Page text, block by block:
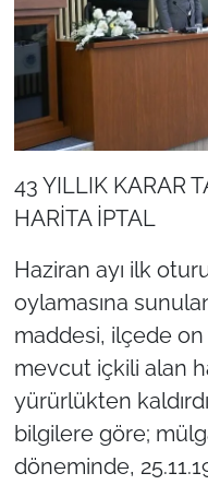
43 YILLIK KARAR
HARİTA İPTAL
Haziran ayı ilk
oylamasına
maddesi, ilçede on
mevcut içkili alan
yürürlükten
bilgilere göre;
döneminde,